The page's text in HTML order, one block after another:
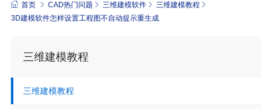
首页 CAD热门问题 三维建模软件
三维建模教程
3D建模软件怎样设置工程图不自动提示重生成
三维建模教程
三维建模教程